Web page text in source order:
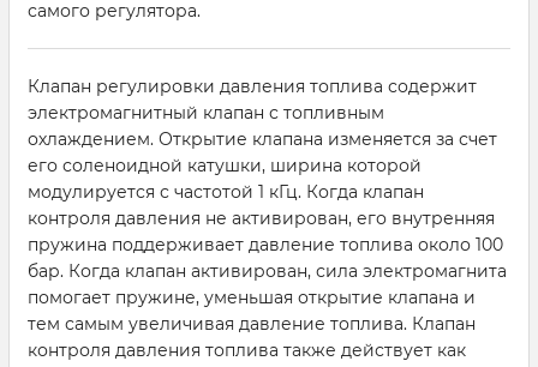
самого регулятора.
Клапан регулировки давления топлива содержит
электромагнитный клапан с топливным
охлаждением. Открытие клапана изменяется за счет
его соленоидной катушки, ширина которой
модулируется с частотой 1 кГц. Когда клапан
контроля давления не активирован, его внутренняя
пружина поддерживает давление топлива около 100
бар. Когда клапан активирован, сила электромагнита
помогает пружине, уменьшая открытие клапана и
тем самым увеличивая давление топлива. Клапан
контроля давления топлива также действует как